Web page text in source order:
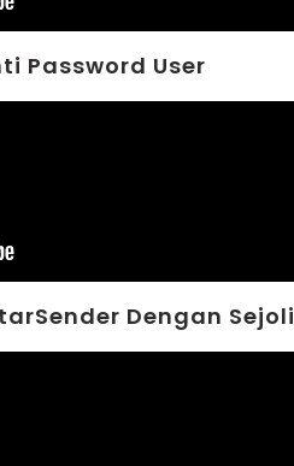
Password User
Dengan Sejoli